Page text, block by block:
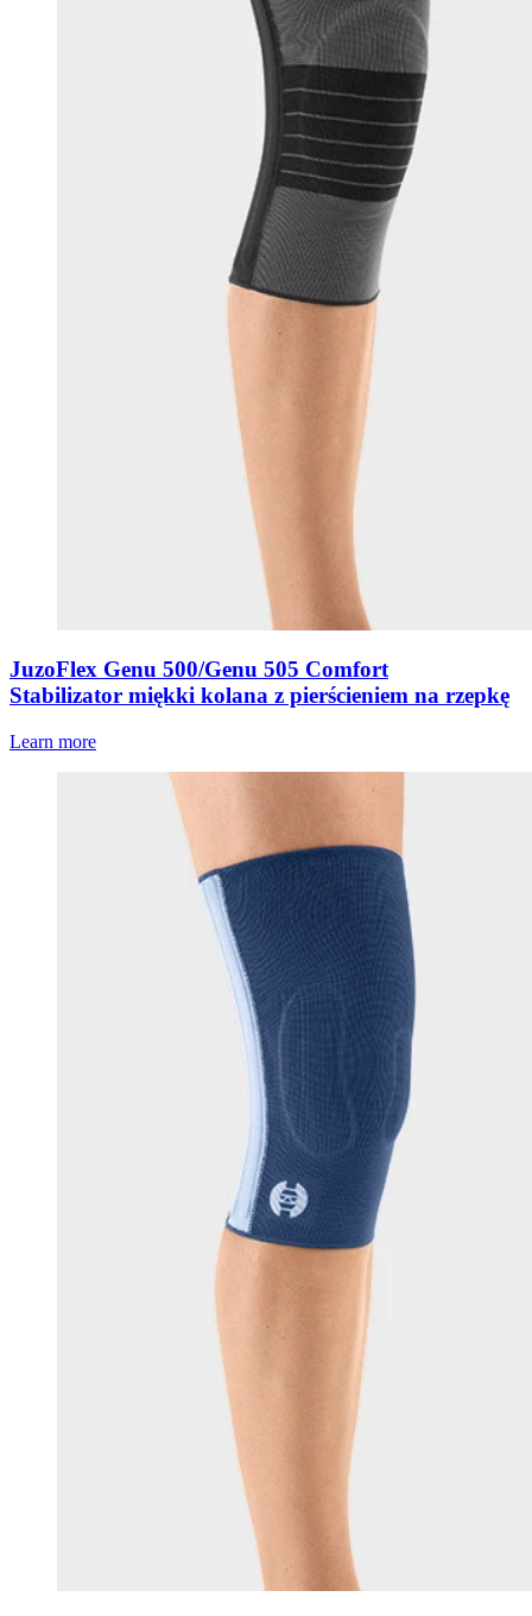
JuzoFlex Genu 500/Genu 505 Comfort
Stabilizator miękki kolana z pierścieniem na rzepkę
Learn more